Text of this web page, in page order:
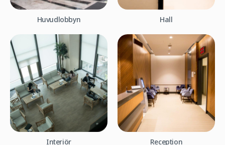
Huvudlobbyn Hall
Interiör Reception